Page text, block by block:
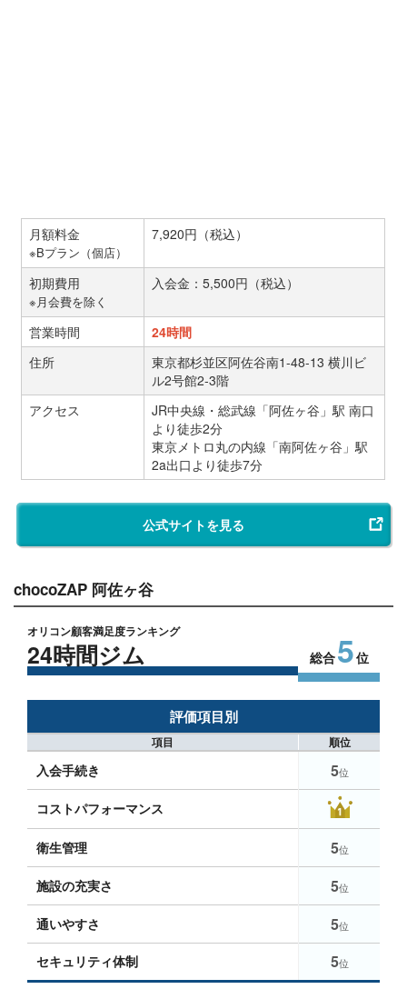
月額料金
※Bプラン（個店）
7,920円（税込）
初期費用
※月会費を除く
入会金：5,500円（税込）
営業時間
24時間
住所
東京都杉並区阿佐谷南1-48-13 横川ビ
ル2号館2‐3階
アクセス
JR中央線・総武線「阿佐ヶ谷」駅 南口
より徒歩2分
東京メトロ丸の内線「南阿佐ヶ谷」駅
2a出口より徒歩7分
公式サイトを見る
chocoZAP 阿佐ヶ谷
オリコン顧客満足度ランキング
24時間ジム 総合5位
評価項目別
項目 順位
入会手続き 5位
コストパフォーマンス
衛生管理 5位
施設の充実さ 5位
通いやすさ 5位
セキュリティ体制 5位